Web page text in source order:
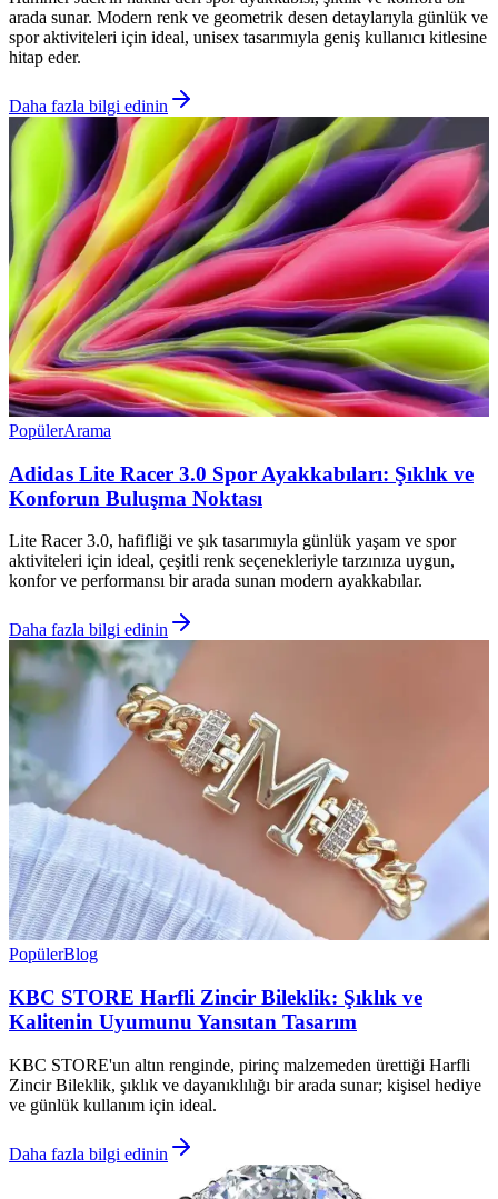
arada sunar. Modern renk ve geometrik desen detaylarıyla günlük ve
spor aktiviteleri için ideal, unisex tasarımıyla geniş kullanıcı kitlesine
hitap eder.
Daha fazla bilgi edinin
PopülerArama
Adidas Lite Racer 3.0 Spor Ayakkabıları: Şıklık ve
Konforun Buluşma Noktası
Lite Racer 3.0, hafifliği ve şık tasarımıyla günlük yaşam ve spor
aktiviteleri için ideal, çeşitli renk seçenekleriyle tarzınıza uygun,
konfor ve performansı bir arada sunan modern ayakkabılar.
Daha fazla bilgi edinin
PopülerBlog
KBC STORE Harfli Zincir Bileklik: Şıklık ve
Kalitenin Uyumunu Yansıtan Tasarım
KBC STORE'un altın renginde, pirinç malzemeden ürettiği Harfli
Zincir Bileklik, şıklık ve dayanıklılığı bir arada sunar; kişisel hediye
ve günlük kullanım için ideal.
Daha fazla bilgi edinin